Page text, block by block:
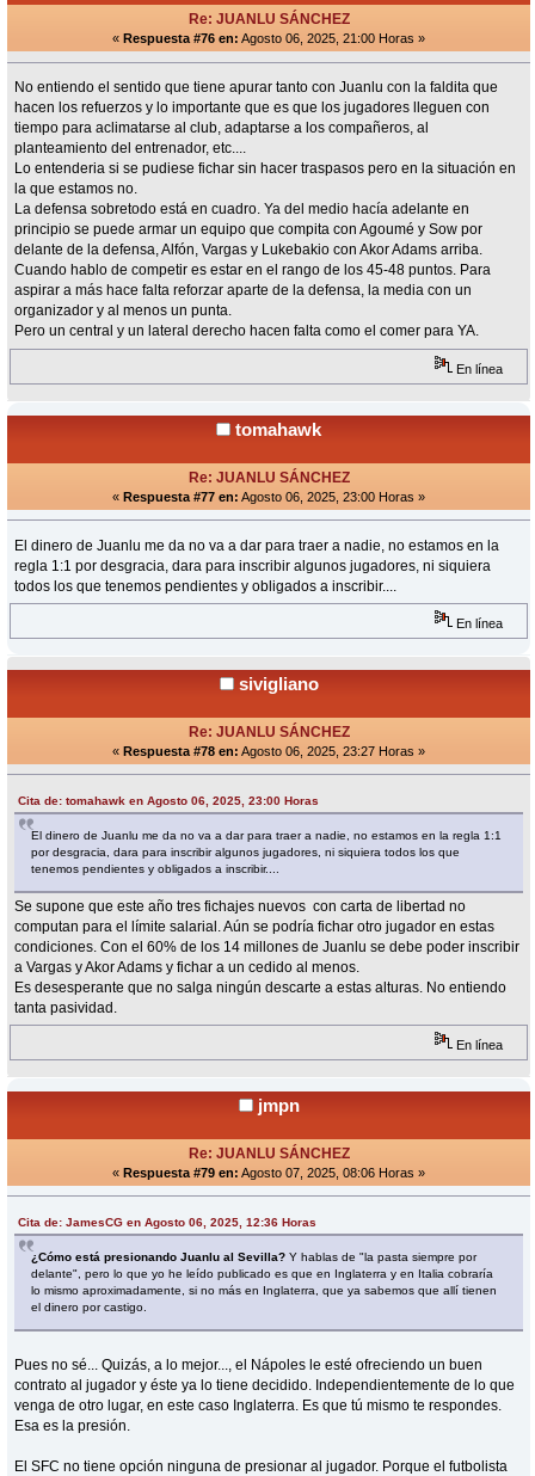
Re: JUANLU SÁNCHEZ
« Respuesta #76 en: Agosto 06, 2025, 21:00 Horas »
No entiendo el sentido que tiene apurar tanto con Juanlu con la faldita que
hacen los refuerzos y lo importante que es que los jugadores lleguen con
tiempo para aclimatarse al club, adaptarse a los compañeros, al
planteamiento del entrenador, etc....
Lo entenderia si se pudiese fichar sin hacer traspasos pero en la situación en
la que estamos no.
La defensa sobretodo está en cuadro. Ya del medio hacía adelante en
principio se puede armar un equipo que compita con Agoumé y Sow por
delante de la defensa, Alfón, Vargas y Lukebakio con Akor Adams arriba.
Cuando hablo de competir es estar en el rango de los 45-48 puntos. Para
aspirar a más hace falta reforzar aparte de la defensa, la media con un
organizador y al menos un punta.
Pero un central y un lateral derecho hacen falta como el comer para YA.
En línea
tomahawk
Re: JUANLU SÁNCHEZ
« Respuesta #77 en: Agosto 06, 2025, 23:00 Horas »
El dinero de Juanlu me da no va a dar para traer a nadie, no estamos en la
regla 1:1 por desgracia, dara para inscribir algunos jugadores, ni siquiera
todos los que tenemos pendientes y obligados a inscribir....
En línea
sivigliano
Re: JUANLU SÁNCHEZ
« Respuesta #78 en: Agosto 06, 2025, 23:27 Horas »
Cita de: tomahawk en Agosto 06, 2025, 23:00 Horas
El dinero de Juanlu me da no va a dar para traer a nadie, no estamos en la regla 1:1
por desgracia, dara para inscribir algunos jugadores, ni siquiera todos los que
tenemos pendientes y obligados a inscribir....
Se supone que este año tres fichajes nuevos con carta de libertad no
computan para el límite salarial. Aún se podría fichar otro jugador en estas
condiciones. Con el 60% de los 14 millones de Juanlu se debe poder inscribir
a Vargas y Akor Adams y fichar a un cedido al menos.
Es desesperante que no salga ningún descarte a estas alturas. No entiendo
tanta pasividad.
En línea
jmpn
Re: JUANLU SÁNCHEZ
« Respuesta #79 en: Agosto 07, 2025, 08:06 Horas »
Cita de: JamesCG en Agosto 06, 2025, 12:36 Horas
¿Cómo está presionando Juanlu al Sevilla?Y hablas de "la pasta siempre por
delante", pero lo que yo he leído publicado es que en Inglaterra y en Italia cobraría
lo mismo aproximadamente, si no más en Inglaterra, que ya sabemos que allí tienen
el dinero por castigo.
Pues no sé... Quizás, a lo mejor..., el Nápoles le esté ofreciendo un buen
contrato al jugador y éste ya lo tiene decidido. Independientemente de lo que
venga de otro lugar, en este caso Inglaterra. Es que tú mismo te respondes.
Esa es la presión.
El SFC no tiene opción ninguna de presionar al jugador. Porque el futbolista